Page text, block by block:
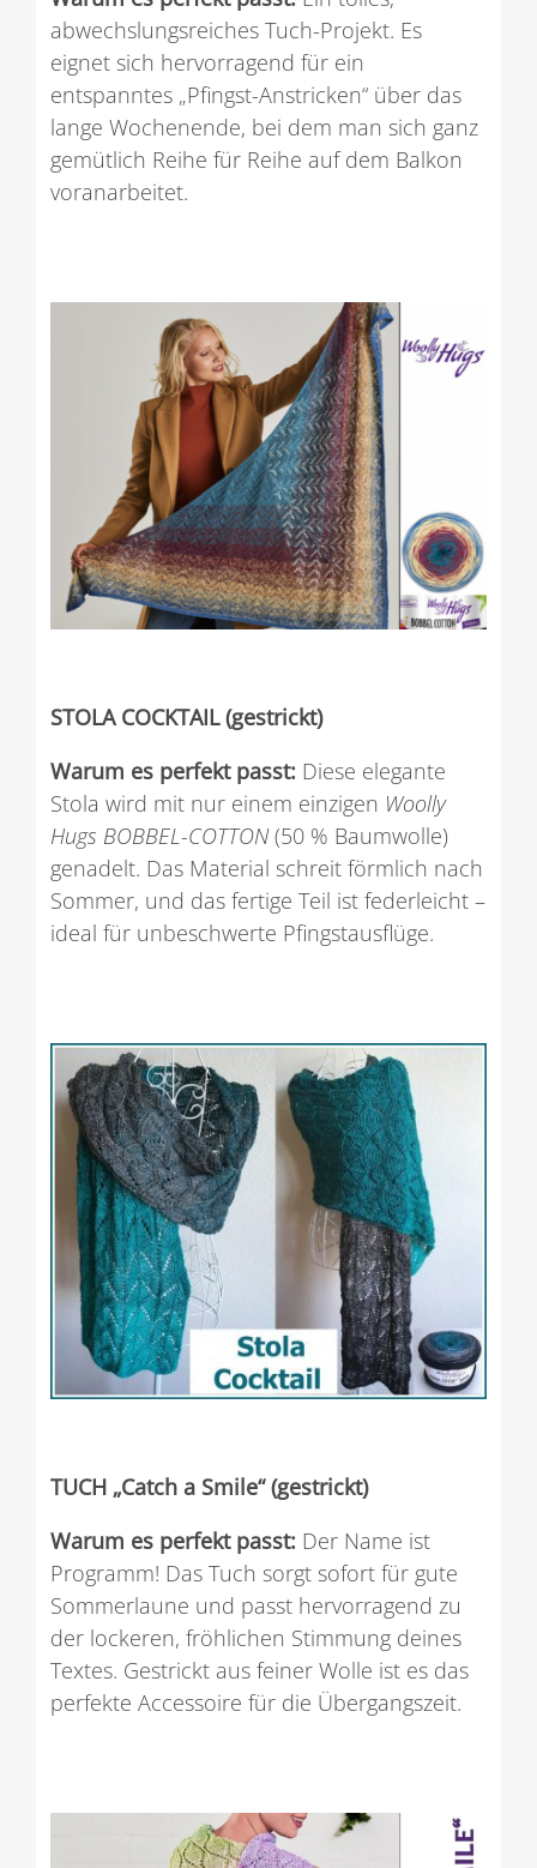
abwechslungsreiches Tuch-Projekt. Es
eignet sich hervorragend für ein
entspanntes „Pfingst-Anstricken“ über das
lange Wochenende, bei dem man sich ganz
gemütlich Reihe für Reihe auf dem Balkon
voranarbeitet.
STOLA COCKTAIL (gestrickt)
Warum es perfekt passt: Diese elegante
Stola wird mit nur einem einzigen Woolly
Hugs BOBBEL-COTTON(50 % Baumwolle)
genadelt. Das Material schreit förmlich nach
Sommer, und das fertige Teil ist federleicht –
ideal für unbeschwerte Pfingstausflüge.
TUCH „Catch a Smile“ (gestrickt)
Warum es perfekt passt: Der Name ist
Programm! Das Tuch sorgt sofort für gute
Sommerlaune und passt hervorragend zu
der lockeren, fröhlichen Stimmung deines
Textes. Gestrickt aus feiner Wolle ist es das
perfekte Accessoire für die Übergangszeit.